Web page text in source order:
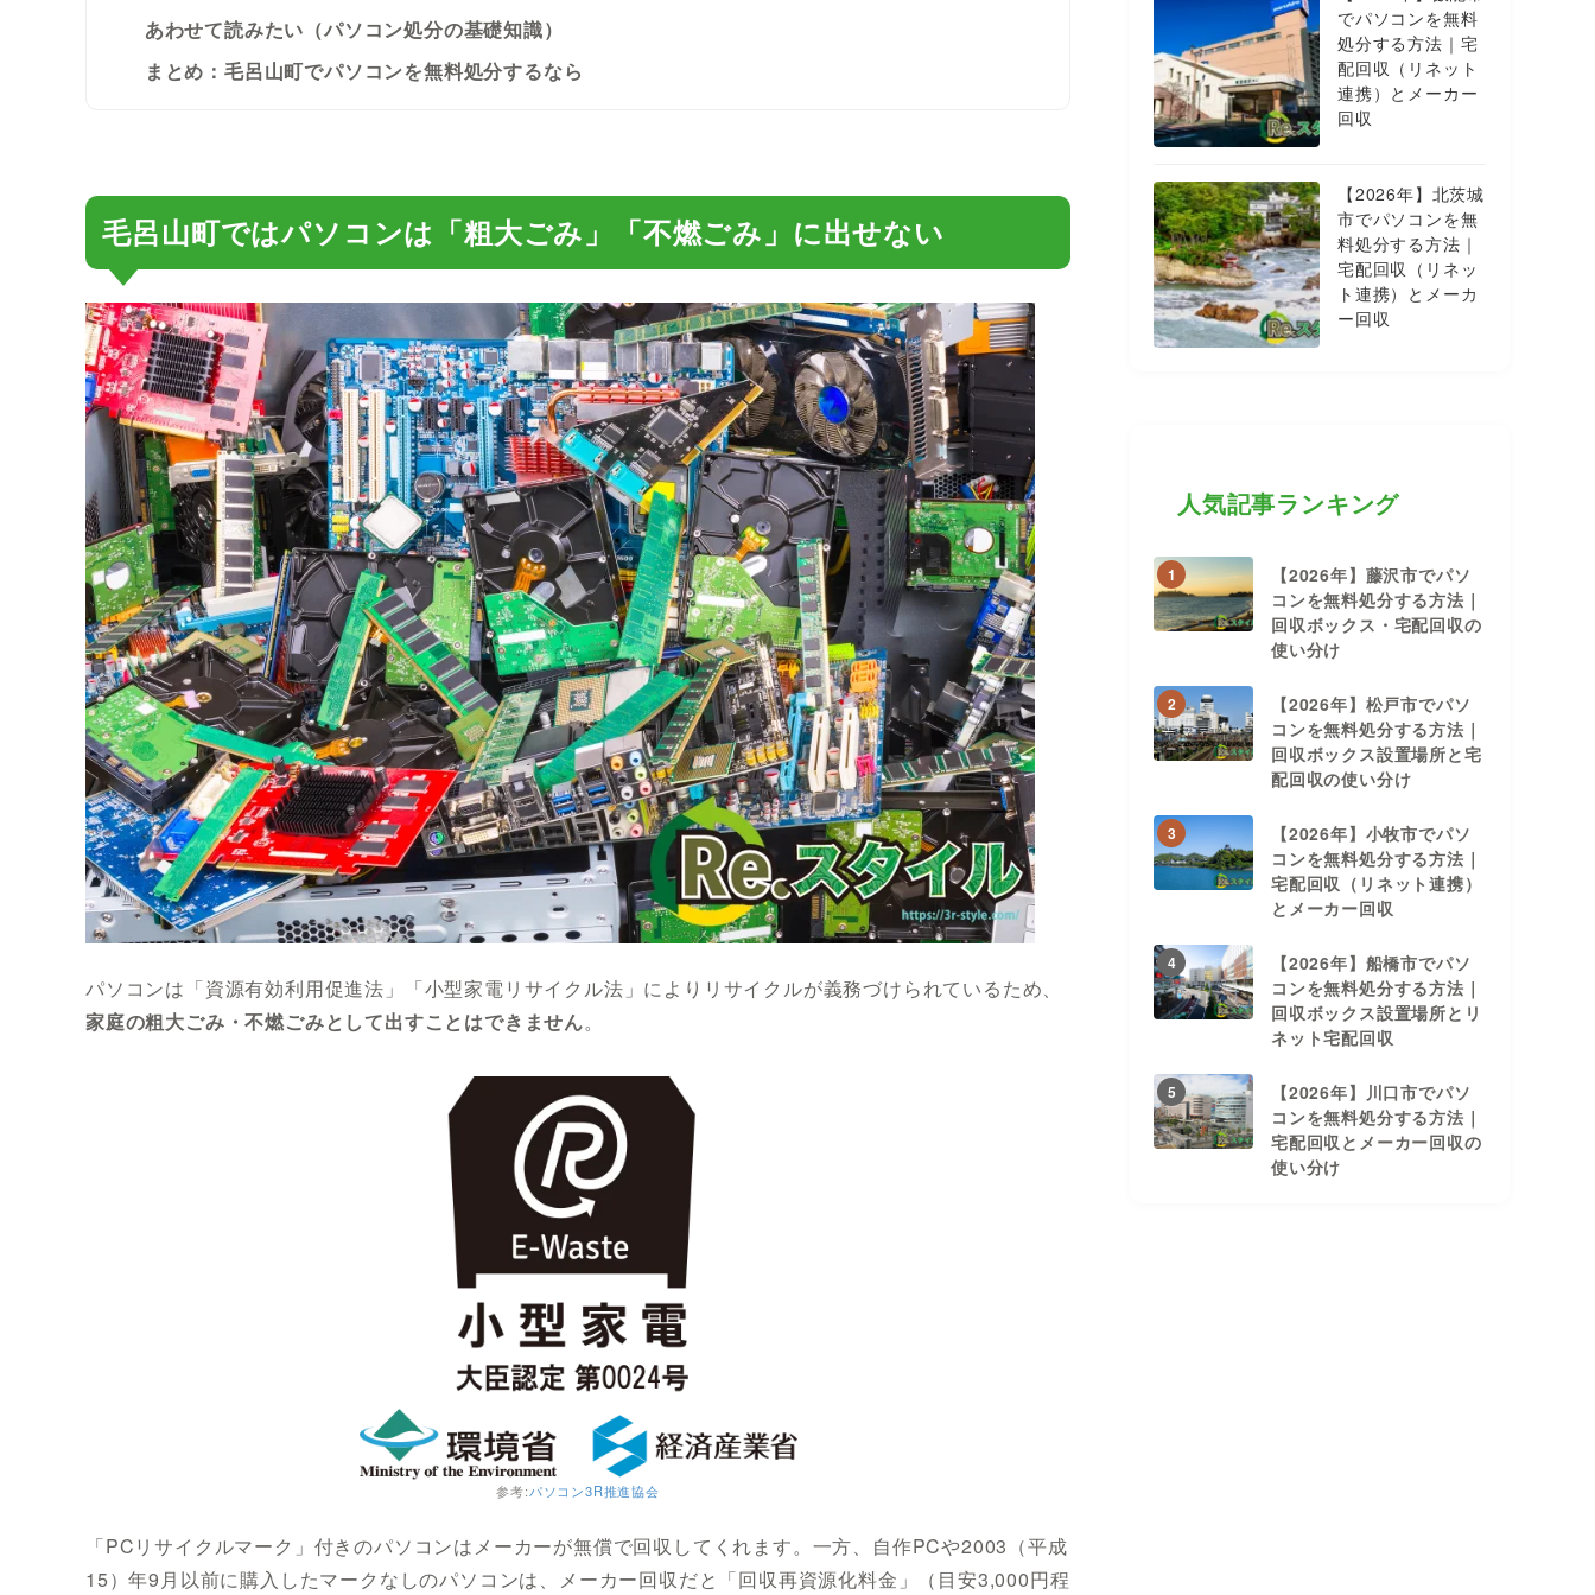
あわせて読みたい（パソコン処分の基礎知識）
まとめ：毛呂山町でパソコンを無料処分するなら
毛呂山町ではパソコンは「粗大ごみ」「不燃ごみ」に出せない
パソコンは「資源有効利用促進法」「小型家電リサイクル法」によりリサイクルが義務づけられているため、
家庭の粗大ごみ・不燃ごみとして出すことはできません。
参考:パソコン3R推進協会
「PCリサイクルマーク」付きのパソコンはメーカーが無償で回収してくれます。一方、自作PCや2003（平成
15）年9月以前に購入したマークなしのパソコンは、メーカー回収だと「回収再資源化料金」（目安3,000円程
でパソコンを無料
処分する方法｜宅
配回収（リネット
連携）とメーカー
回収
【2026年】北茨城
市でパソコンを無
料処分する方法｜
宅配回収（リネッ
ト連携）とメーカ
ー回収
人気記事ランキング
1
【2026年】藤沢市でパソ
コンを無料処分する方法｜
回収ボックス・宅配回収の
使い分け
2
【2026年】松戸市でパソ
コンを無料処分する方法｜
回収ボックス設置場所と宅
配回収の使い分け
3
【2026年】小牧市でパソ
コンを無料処分する方法｜
宅配回収（リネット連携）
とメーカー回収
4
【2026年】船橋市でパソ
コンを無料処分する方法｜
回収ボックス設置場所とリ
ネット宅配回収
5
【2026年】川口市でパソ
コンを無料処分する方法｜
宅配回収とメーカー回収の
使い分け